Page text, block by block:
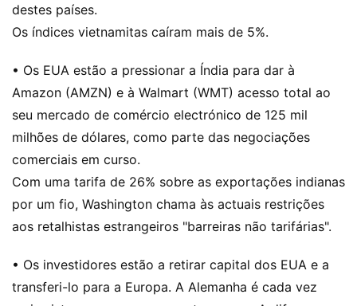
destes países.
Os índices vietnamitas caíram mais de 5%.
• Os EUA estão a pressionar a Índia para dar à
Amazon (AMZN) e à Walmart (WMT) acesso total ao
seu mercado de comércio electrónico de 125 mil
milhões de dólares, como parte das negociações
comerciais em curso.
Com uma tarifa de 26% sobre as exportações indianas
por um fio, Washington chama às actuais restrições
aos retalhistas estrangeiros "barreiras não tarifárias".
• Os investidores estão a retirar capital dos EUA e a
transferi-lo para a Europa. A Alemanha é cada vez